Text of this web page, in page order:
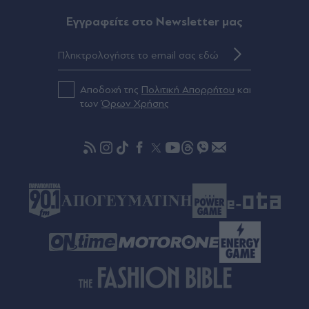
Ήλιου - Κρόνου
Πριν 40 λεπτά
Φωτιά στη Βοιωτία: Προφυλακίστηκαν ο
δήμαρχος Στυλίδας και ακόμη δύο
πάρκο - Το πόρισμα της Πυροσβεστικής
Eγγραφείτε στο Newsletter μας
Αποδοχή της Πολιτική Απορρήτου και
τωνΌρων Χρήσης